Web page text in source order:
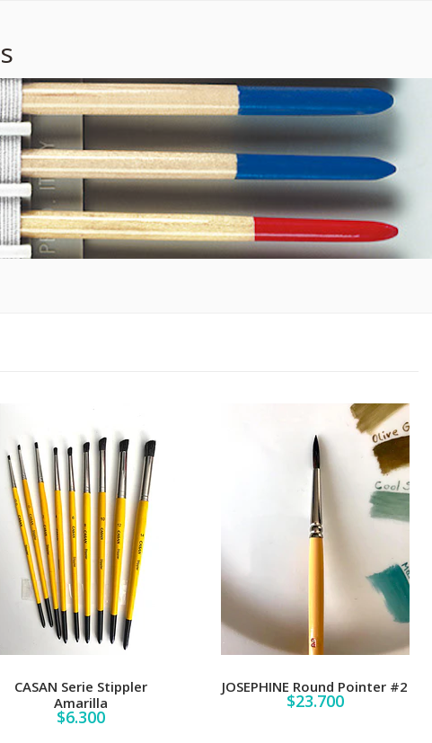
CASAN Serie Stippler
Amarilla
$6.300
JOSEPHINE Round Pointer #2
$23.700